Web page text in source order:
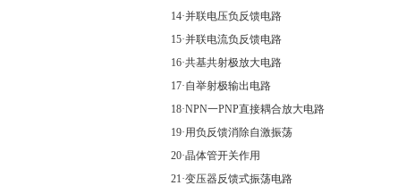
14·并联电压负反馈电路
15·并联电流负反馈电路
16·共基共射极放大电路
17·自举射极输出电路
18·NPN一PNP直接耦合放大电路
19·用负反馈消除自激振荡
20·晶体管开关作用
21·变压器反馈式振荡电路